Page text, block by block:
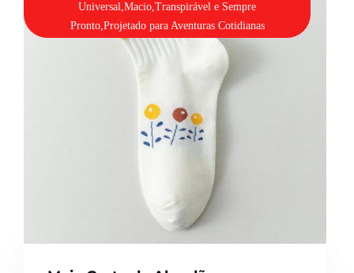
Universal,Macio,Transpirável e Sempre
Pronto,Projetado para Aventuras Cotidianas